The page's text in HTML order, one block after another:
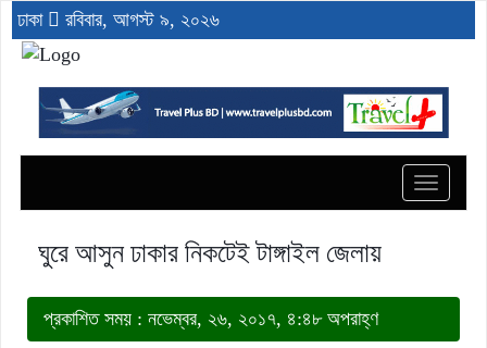
ঢাকা রবিবার, আগস্ট ৯, ২০২৬
Toggle
ঘুরে আসুন ঢাকার নিকটেই টাঙ্গাইল জেলায়
প্রকাশিত সময় : নভেম্বর, ২৬, ২০১৭, ৪:৪৮ অপরাহ্ণ